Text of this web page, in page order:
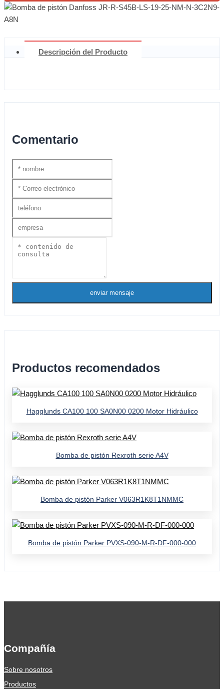
Descripción del Producto
Comentario
enviar mensaje
Productos recomendados
Hagglunds CA100 100 SA0N00 0200 Motor Hidráulico
Bomba de pistón Rexroth serie A4V
Bomba de pistón Parker V063R1K8T1NMMC
Bomba de pistón Parker PVXS-090-M-R-DF-000-000
Compañía
Sobre nosotros
Productos